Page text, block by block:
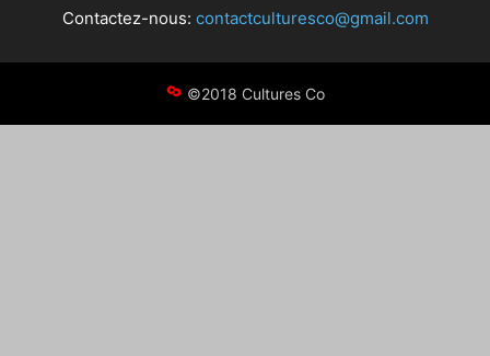
Contactez-nous: contactculturesco@gmail.com
©2018 Cultures Co